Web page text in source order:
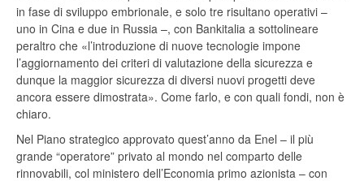
in fase di sviluppo embrionale, e solo tre risultano operativi –
uno in Cina e due in Russia –, con Bankitalia a sottolineare
peraltro che «l’introduzione di nuove tecnologie impone
l’aggiornamento dei criteri di valutazione della sicurezza e
dunque la maggior sicurezza di diversi nuovi progetti deve
ancora essere dimostrata». Come farlo, e con quali fondi, non è
chiaro.
Nel Piano strategico approvato quest’anno da Enel – il più
grande “operatore” privato al mondo nel comparto delle
rinnovabili, col ministero dell’Economia primo azionista – con